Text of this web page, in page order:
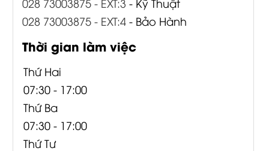
028 73003875 - EXT:4- Bảo Hành
Thời gian làm việc
Thứ Hai
07:30 - 17:00
Thứ Ba
07:30 - 17:00
Thứ Tư